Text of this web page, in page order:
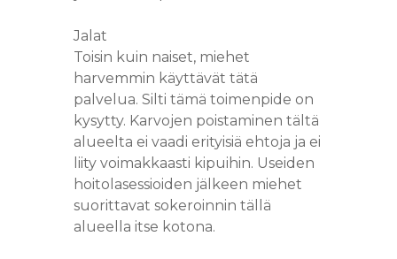
Jalat
Toisin kuin naiset, miehet
harvemmin käyttävät tätä
palvelua. Silti tämä toimenpide on
kysytty. Karvojen poistaminen tältä
alueelta ei vaadi erityisiä ehtoja ja ei
liity voimakkaasti kipuihin. Useiden
hoitolasessioiden jälkeen miehet
suorittavat sokeroinnin tällä
alueella itse kotona.